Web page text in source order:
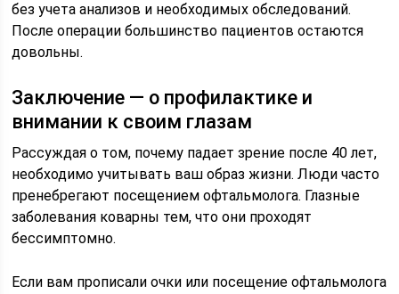
без учета анализов и необходимых обследований.
После операции большинство пациентов остаются
довольны.
Заключение — о профилактике и
внимании к своим глазам
Рассуждая о том, почему падает зрение после 40 лет,
необходимо учитывать ваш образ жизни. Люди часто
пренебрегают посещением офтальмолога. Глазные
заболевания коварны тем, что они проходят
бессимптомно.
Если вам прописали очки или посещение офтальмолога